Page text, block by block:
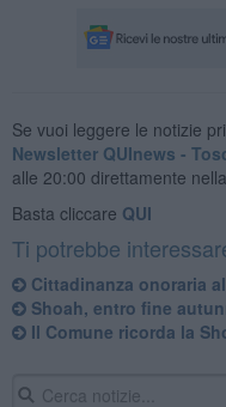
Se vuoi leggere le notizie
Newsletter QUInews -
alle 20:00 direttamente
Basta cliccare QUI
Ti potrebbe
Cittadinanza onoraria
Shoah, entro fine
Il Comune ricorda la